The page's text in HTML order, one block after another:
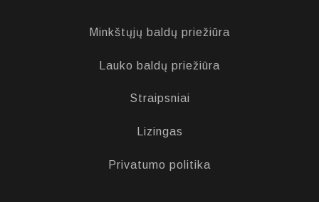
Minkštųjų baldų priežiūra
Lauko baldų priežiūra
Straipsniai
Lizingas
Privatumo politika